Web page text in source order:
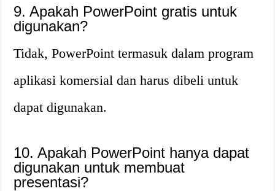
9. Apakah PowerPoint gratis untuk
digunakan?
Tidak, PowerPoint termasuk dalam program
aplikasi komersial dan harus dibeli untuk
dapat digunakan.
10. Apakah PowerPoint hanya dapat
digunakan untuk membuat
presentasi?